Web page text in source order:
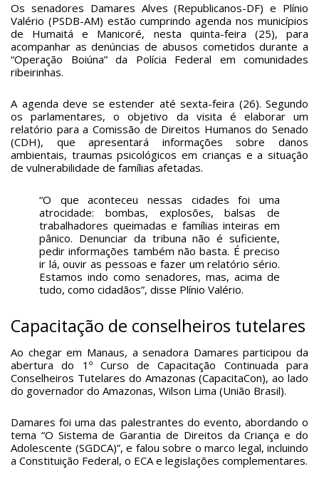
Os senadores Damares Alves (Republicanos-DF) e Plínio
Valério (PSDB-AM) estão cumprindo agenda nos municípios
de Humaitá e Manicoré, nesta quinta-feira (25), para
acompanhar as denúncias de abusos cometidos durante a
“Operação Boiúna” da Polícia Federal em comunidades
ribeirinhas.
A agenda deve se estender até sexta-feira (26). Segundo
os parlamentares, o objetivo da visita é elaborar um
relatório para a Comissão de Direitos Humanos do Senado
(CDH), que apresentará informações sobre danos
ambientais, traumas psicológicos em crianças e a situação
de vulnerabilidade de famílias afetadas.
“O que aconteceu nessas cidades foi uma
atrocidade: bombas, explosões, balsas de
trabalhadores queimadas e famílias inteiras em
pânico. Denunciar da tribuna não é suficiente,
pedir informações também não basta. É preciso
ir lá, ouvir as pessoas e fazer um relatório sério.
Estamos indo como senadores, mas, acima de
tudo, como cidadãos”, disse Plínio Valério.
Capacitação de conselheiros tutelares
Ao chegar em Manaus, a senadora Damares participou da
abertura do 1º Curso de Capacitação Continuada para
Conselheiros Tutelares do Amazonas (CapacitaCon), ao lado
do governador do Amazonas, Wilson Lima (União Brasil).
Damares foi uma das palestrantes do evento, abordando o
tema “O Sistema de Garantia de Direitos da Criança e do
Adolescente (SGDCA)”, e falou sobre o marco legal, incluindo
a Constituição Federal, o ECA e legislações complementares.